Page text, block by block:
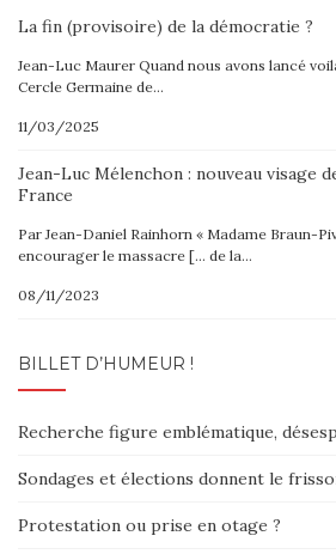
La fin (provisoire) de la démocratie ?
Jean-Luc Maurer Quand nous avons lancé
Cercle Germaine de…
11/03/2025
Jean-Luc Mélenchon : nouveau visage
France
Par Jean-Daniel Rainhorn « Madame Braun-
encourager le massacre [… de la…
08/11/2023
BILLET D’HUMEUR !
Recherche figure emblématique,
Sondages et élections donnent le
Protestation ou prise en otage ?